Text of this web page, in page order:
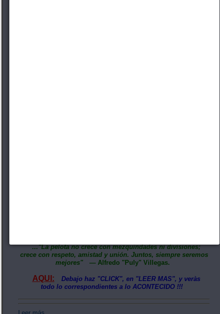
…"La pelota no crece con mezquindades ni divisiones;
crece con respeto, amistad y unión. Juntos, siempre seremos
mejores"
— Alfredo "Puly" Villegas.
AQUI:
Debajo haz "CLICK", en "LEER MAS", y veràs
todo lo correspondientes a lo ACONTECIDO !!!